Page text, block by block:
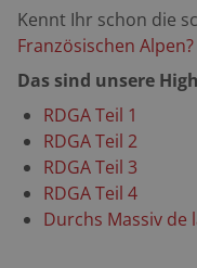
Kennt Ihr schon die
Französischen Alpen?
Das sind unsere
RDGA Teil 1
RDGA Teil 2
RDGA Teil 3
RDGA Teil 4
Durchs Massiv de